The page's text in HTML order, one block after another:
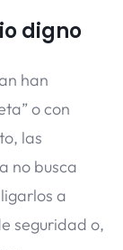
digno
han
o con
las
no busca
a
seguridad o,